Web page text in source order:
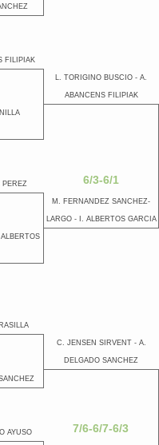
FILIPIAK
L. TORIGINO BUSCIO - A.
ABANCENS FILIPIAK
6/3-6/1
PEREZ
M. FERNANDEZ SANCHEZ-
LARGO - I. ALBERTOS GARCIA
C. JENSEN SIRVENT - A.
DELGADO SANCHEZ
7/6-6/7-6/3
AYUSO